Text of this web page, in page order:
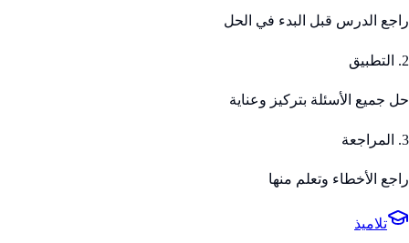
راجع الدرس قبل البدء في الحل
2. التطبيق
حل جميع الأسئلة بتركيز وعناية
3. المراجعة
راجع الأخطاء وتعلم منها
تلاميذ